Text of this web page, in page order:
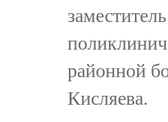
районной
Кисляева.